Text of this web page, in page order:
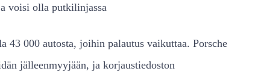
voisi olla putkilinjassa
43 000 autosta, joihin palautus vaikuttaa. Porsche
jälleenmyyjään, ja korjaustiedoston